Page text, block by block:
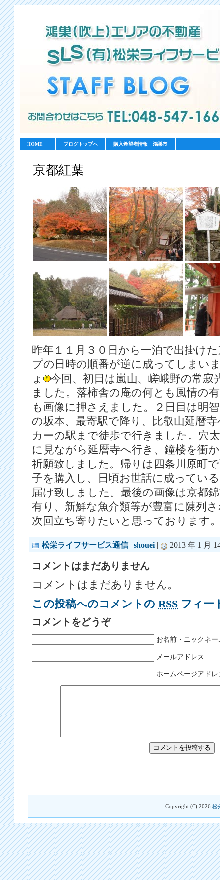
HOME ブログトップへ 購入希望者情報 鴻巣市
京都紅葉
昨年１１月３０日から一泊で出掛け
プの日時の順番が逆に成ってしまい
ょ
今回、初日は嵐山、嵯峨野の常寂
ました。落柿舎の庵の何とも風情の
も画像に押さえました。２日目は明
の坂本、最寄駅で降り、比叡山延暦
カーの駅まで徒歩で行きました。穴
に見ながら延暦寺へ行き、鐘楼を衝
祈願致しました。帰りは四条川原町
子を購入し、日頃お世話に成ってい
届け致しました。最後の画像は京都
有り、新鮮な魚介類等が豊富に陳列
次回立ち寄りたいと思っております
松栄ライフサービス通信 | shouei | 2013 年 1 月
コメントはまだありません
コメントはまだありません。
この投稿へのコメントの RSS フィー
コメントをどうぞ
お名前・ニックネー
メールアドレス
ホームページアドレ
Copyright (C) 2026 松